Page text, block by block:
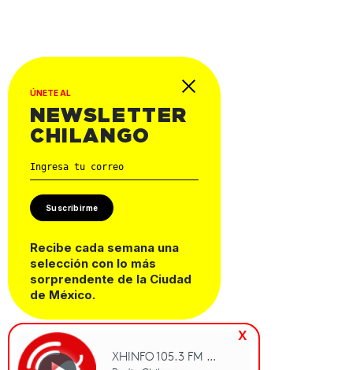
ÚNETE AL
NEWSLETTER
CHILANGO
Suscribirme
Recibe cada semana una
selección con lo más
sorprendente de la Ciudad
de México.
x